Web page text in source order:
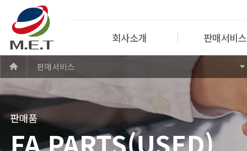
회사소개 판매서비스
판매서비스
판매품
FA PARTS(USED)